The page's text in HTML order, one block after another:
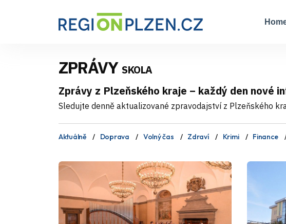
ZPRÁVY SKOLA
Zprávy z Plzeňského kraje – každý den nové
Sledujte denně aktualizované zpravodajství z Plzeňského
Aktuálně Doprava Volný čas Zdraví Krimi Finance